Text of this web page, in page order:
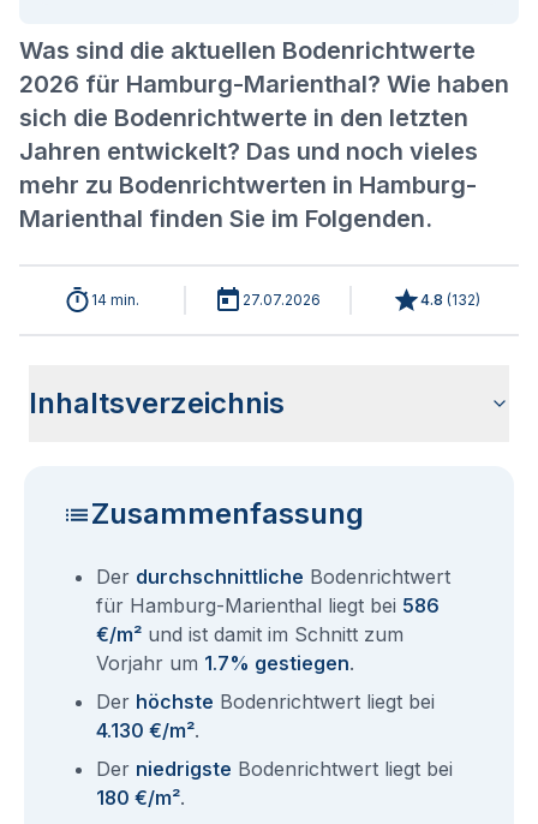
Was sind die aktuellen Bodenrichtwerte
2026 für Hamburg-Marienthal? Wie haben
sich die Bodenrichtwerte in den letzten
Jahren entwickelt? Das und noch vieles
mehr zu Bodenrichtwerten in Hamburg-
Marienthal finden Sie im Folgenden.
14 min. 27.07.2026 4.8 (132)
Inhaltsverzeichnis
Zusammenfassung
Der durchschnittliche Bodenrichtwert
für Hamburg-Marienthal liegt bei 586
€/m² und ist damit im Schnitt zum
Vorjahr um 1.7% gestiegen.
Der höchste Bodenrichtwert liegt bei
4.130 €/m².
Der niedrigste Bodenrichtwert liegt bei
180 €/m².